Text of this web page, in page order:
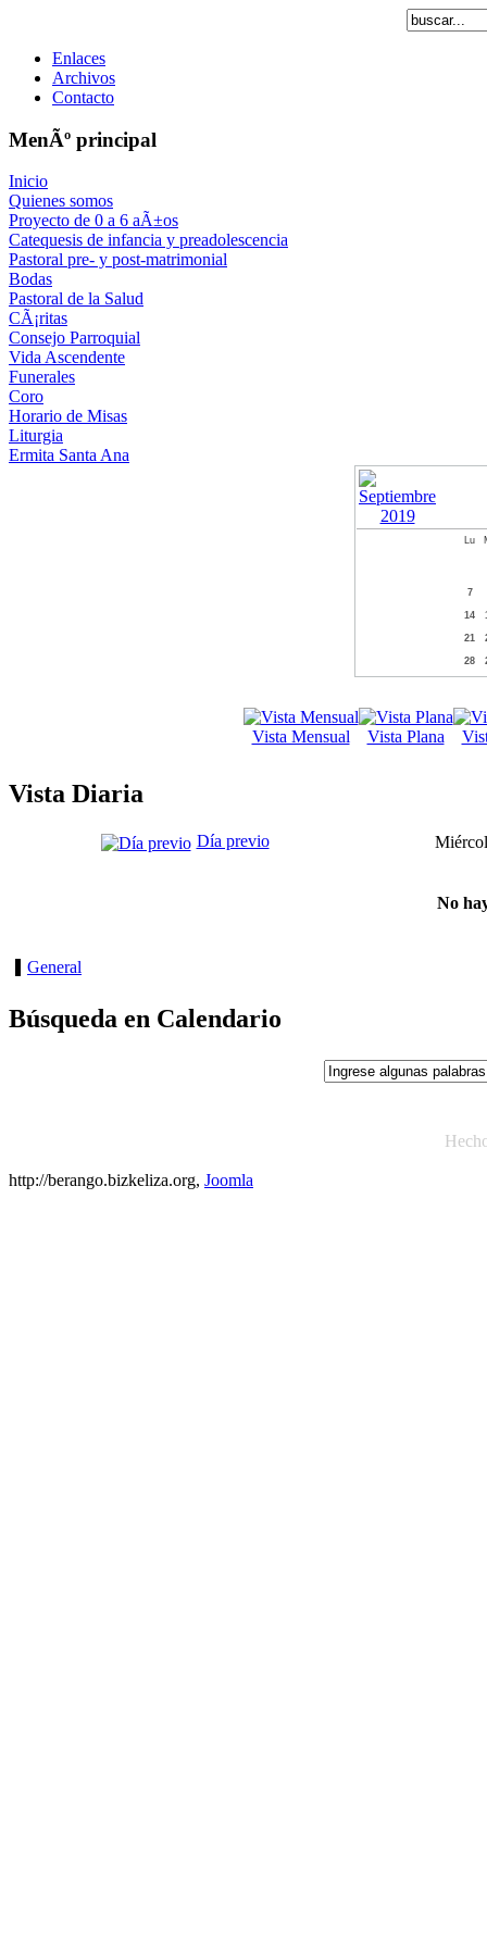
Enlaces
Archivos
Contacto
MenÃº principal
Inicio
Quienes somos
Proyecto de 0 a 6 aÃ±os
Catequesis de infancia y preadolescencia
Pastoral pre- y post-matrimonial
Bodas
Pastoral de la Salud
CÃ¡ritas
Consejo Parroquial
Vida Ascendente
Funerales
Coro
Horario de Misas
Liturgia
Ermita Santa Ana
Lu
7
14
21
28
Vista Mensual Vista Plana
Vista Diaria
Día previo
No
General
Búsqueda en Calendario
http://berango.bizkeliza.org, Joomla